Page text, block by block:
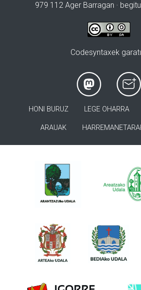
979 112 Ager Barragan ·
Codesyntaxek
HONI BURUZ LEGE OHARRA
ARAUAK